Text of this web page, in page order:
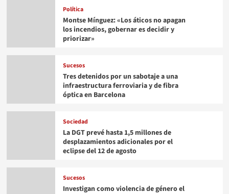
Política
Montse Mínguez: «Los áticos no apagan
los incendios, gobernar es decidir y
priorizar»
Sucesos
Tres detenidos por un sabotaje a una
infraestructura ferroviaria y de fibra
óptica en Barcelona
Sociedad
La DGT prevé hasta 1,5 millones de
desplazamientos adicionales por el
eclipse del 12 de agosto
Sucesos
Investigan como violencia de género el